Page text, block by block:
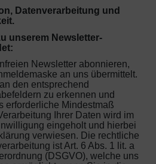
Datenverarbeitung und
unserem Newsletter-
Newsletter abonnieren,
an uns übermittelt.
den entsprechend
zu erkennen und
erforderliche Mindestmaß
Ihrer Daten wird im
eingeholt und hierbei
verwiesen. Die rechtliche
ist Art. 6 Abs. 1 lit. a
(DSGVO), welche uns